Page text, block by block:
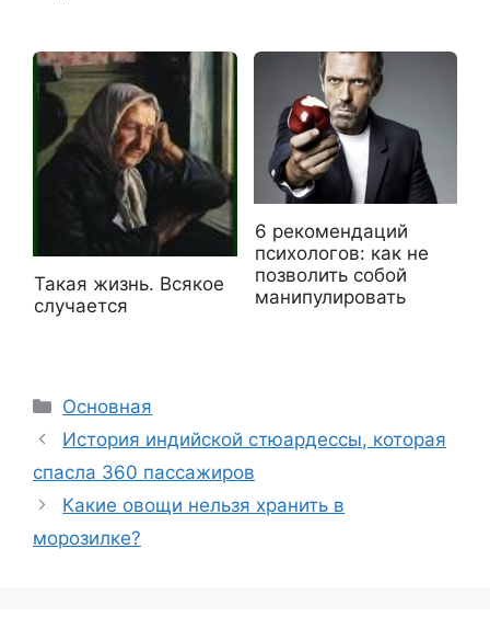
Такая жизнь. Всякое
случается
6 рекомендаций
психологов: как не
позволить собой
манипулировать
Рубрики
Основная
История индийской стюардессы, которая
спасла 360 пассажиров
Какие овощи нельзя хранить в
морозилке?